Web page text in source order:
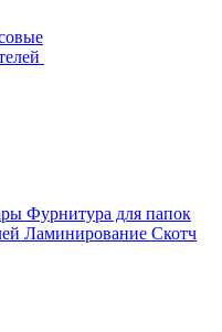
Фурнитура для папок
Ламинирование Скотч